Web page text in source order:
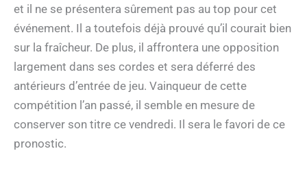
et il ne se présentera sûrement pas au top pour cet
événement. Il a toutefois déjà prouvé qu’il courait bien
sur la fraîcheur. De plus, il affrontera une opposition
largement dans ses cordes et sera déferré des
antérieurs d’entrée de jeu. Vainqueur de cette
compétition l’an passé, il semble en mesure de
conserver son titre ce vendredi. Il sera le favori de ce
pronostic.